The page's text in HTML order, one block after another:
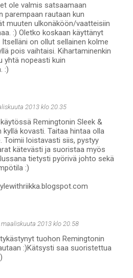
ole valmis satsaamaan
parempaan rautaan kun
muuten ulkonäköön/vaatteisiin
:) Oletko koskaan käyttänyt
Itselläni on ollut sellainen kolme
pois vaihtaisi. Kihartaminenkin
yhtä nopeasti kuin
:)
2013 klo 20.35
Remingtonin Sleek &
kyllä kovasti. Taitaa hintaa olla
Toimii loistavasti siis, pystyy
kätevästi ja suoristaa myös
tietysti pyörivä johto sekä
:)
maaliskuuta 2013 klo 20.58
tuohon Remingtonin
:)Kätsysti saa suoristettua